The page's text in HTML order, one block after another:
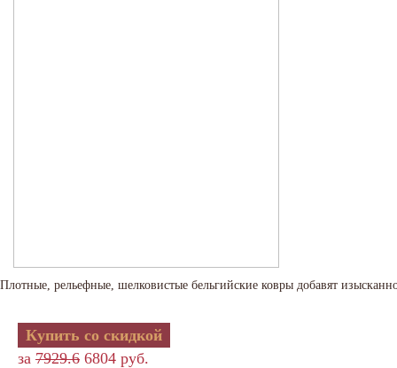
Плотные, рельефные, шелковистые бельгийские ковры добавят
Купить со скидкой
за 7929.6 6804 руб.